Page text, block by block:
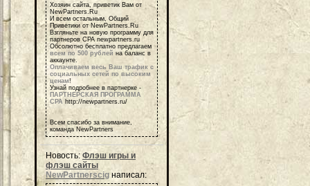
Хозяин сайта, приветик Вам от
NewPartners.Ru
И всем остальным, Общий
Приветики от NewPartners.Ru
Взгляньте на новую программу для
партнеров СРА newpartners.ru
Обсолютно бесплатно предлагаем
всем по 500 рублей на баланс в
аккаунте.
Оплачиваем весь Ваш трафик с
социальных сетей по высоким
ценам!
Узнай подробнее в партнерке -
ПАРТНЕРСКАЯ ПРОГРАММА
СРА http://newpartners.ru/
Всем спасибо за внимание,
команда NewPartners
Новость: Флэш игры и
флэш сайты
NewPartnerscigнаписал: